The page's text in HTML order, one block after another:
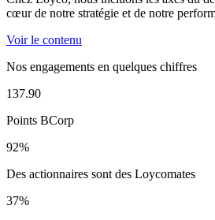
cœur de notre stratégie et de notre
Voir le contenu
Nos engagements en quelques chiffres
137.90
Points BCorp
92%
Des actionnaires sont des Loycomates
37%